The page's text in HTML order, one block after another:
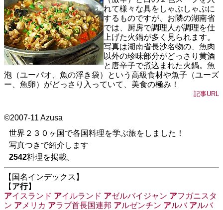
世界２３０ヶ国で各国料理を学ぶ旅をしました！
写真つきで紹介します
2542料理を掲載。
【国名インデックス】
【 ア行】
アイスランド アイルランド アゼルバイジャン アフガニスタ
ン ア メリカ アラブ首長国連邦 アルゼンチン アルバ アルバ
れて様々な具をしゃぶしゃぶに
するものですが、お隣の湖南省
では、厨房で調理人が調理を仕
上げた火鍋が多く見られます。
写真は湖南省長沙名物の、魚肉
以外の珍味部分がどっさり黄酒
と唐辛子で煮込まれた火鍋。魚
泡（ユーパオ、魚の浮き袋）という高級食材や魚子（ユーズ
ー、魚卵）がどっさり入っていて、美食の極み！
記事URL
©2007-11 Azusa